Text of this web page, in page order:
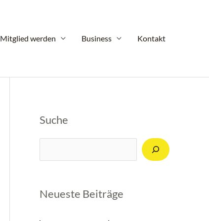
Mitglied werden Business Kontakt
Suche
Neueste Beiträge